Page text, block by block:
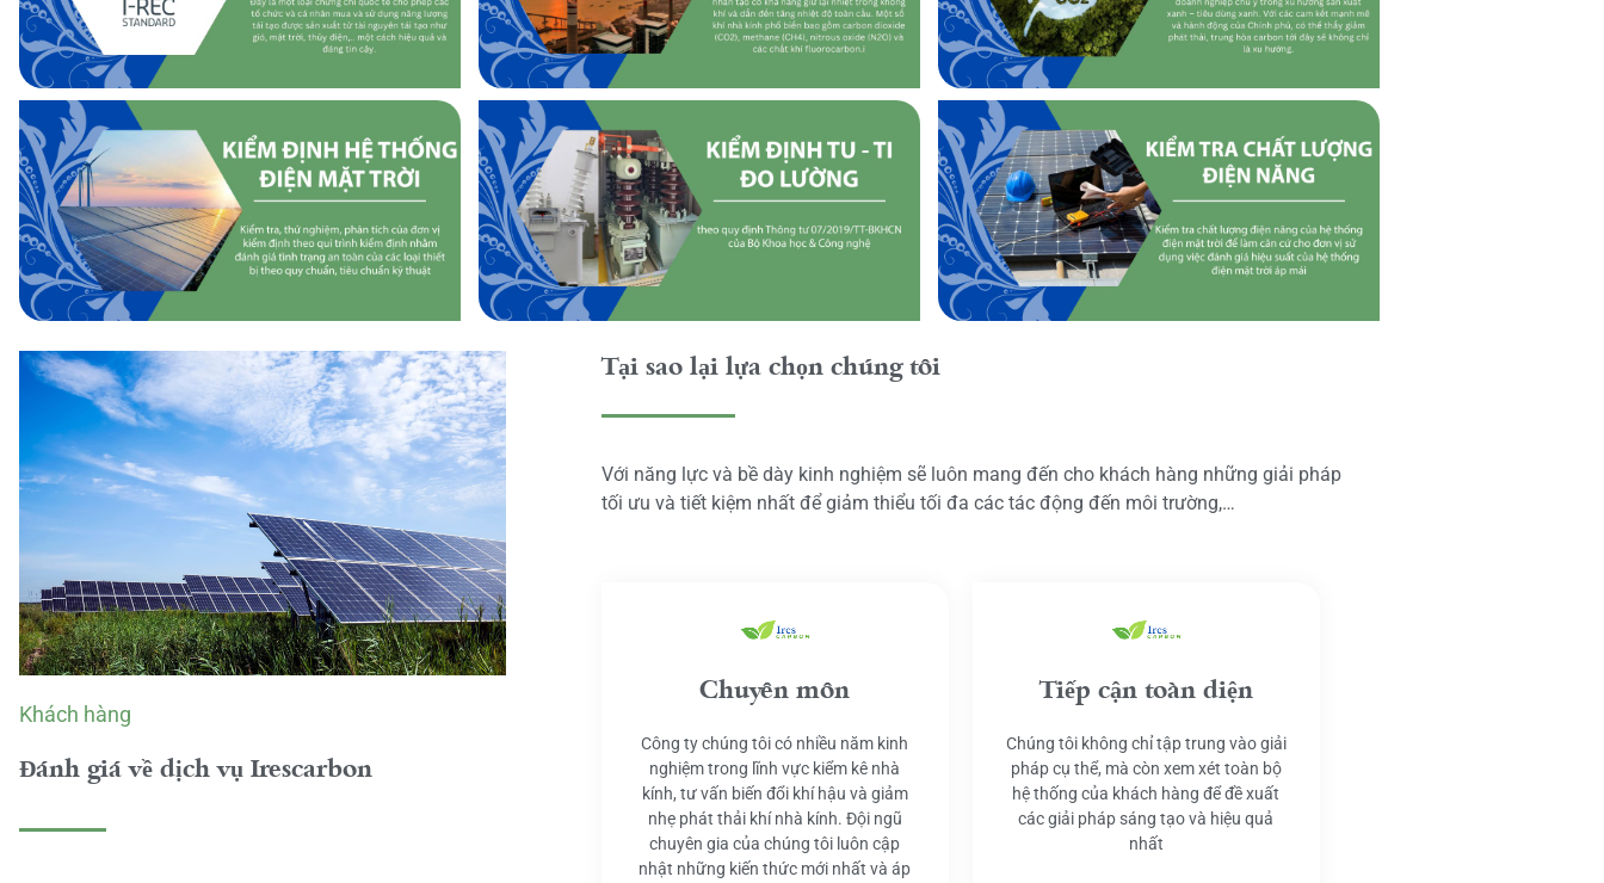
Khách hàng
Đánh giá về dịch vụ Irescarbon
Tại sao lại lựa chọn chúng tôi
Với năng lực và bề dày kinh nghiệm sẽ luôn mang đến cho khách hàng những giải pháp
tối ưu và tiết kiệm nhất để giảm thiểu tối đa các tác động đến môi trường,…
Chuyên môn
Công ty chúng tôi có nhiều năm kinh
nghiệm trong lĩnh vực kiểm kê nhà
kính, tư vấn biến đổi khí hậu và giảm
nhẹ phát thải khí nhà kính. Đội ngũ
chuyên gia của chúng tôi luôn cập
nhật những kiến thức mới nhất và áp
Tiếp cận toàn diện
Chúng tôi không chỉ tập trung vào giải
pháp cụ thể, mà còn xem xét toàn bộ
hệ thống của khách hàng để đề xuất
các giải pháp sáng tạo và hiệu quả
nhất